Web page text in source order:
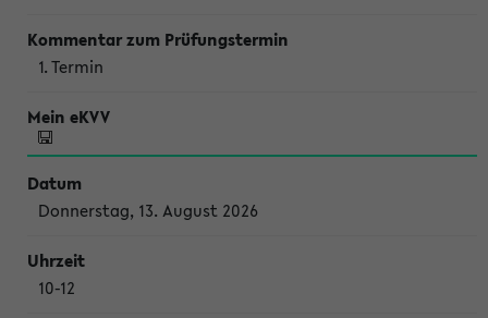
1. Termin
Donnerstag, 13. August 2026
10-12